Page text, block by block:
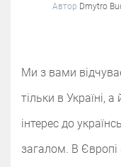
Автор Dmytro
Ми з вами
тільки в Україні,
інтерес до
загалом. В Європі